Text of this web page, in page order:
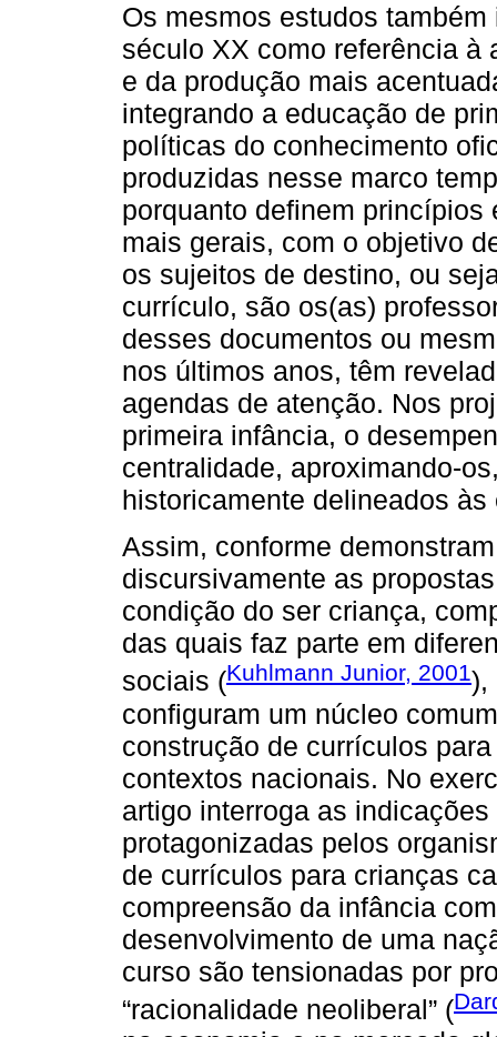
Os mesmos estudos
século XX como referência à
e da produção mais
integrando a educação de
políticas do conhecimento
produzidas nesse marco
porquanto definem
mais gerais, com o objetivo
os sujeitos de destino, ou
currículo, são os(as)
desses documentos ou
nos últimos anos, têm
agendas de atenção. Nos
primeira infância, o
centralidade, aproximando-
historicamente delineados
Assim, conforme
discursivamente as
condição do ser criança,
das quais faz parte em
sociais (Kuhlmann Junior, 2001),
configuram um núcleo
construção de currículos
contextos nacionais. No
artigo interroga as
protagonizadas pelos
de currículos para crianças
compreensão da infância
desenvolvimento de uma
curso são tensionadas por
“racionalidade neoliberal” (